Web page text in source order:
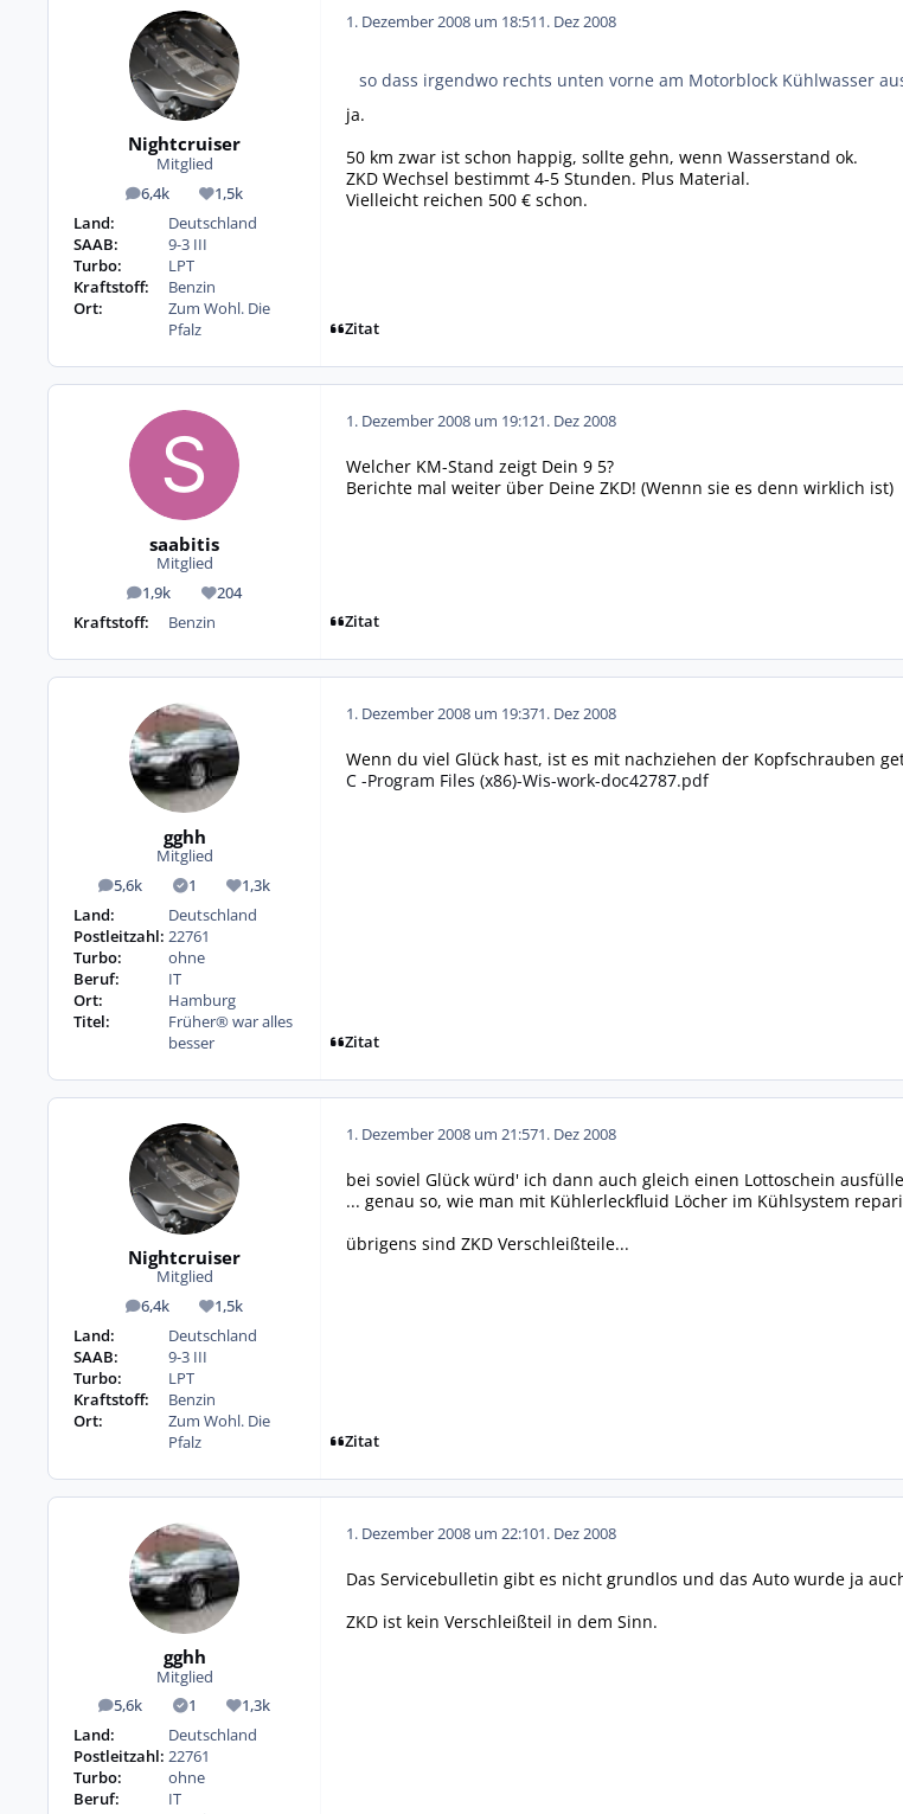
Nightcruiser
Mitglied
6,4k
Beiträge 1,5k
Reputation
Land:
Deutschland
SAAB:
9-3 III
Turbo:
LPT
Kraftstoff:
Benzin
Ort:
Zum Wohl. Die
Pfalz
1. Dezember 2008 um 18:511. Dez 2008
so dass irgendwo rechts unten vorne am Motorblock Kühlwasser
ja.
50 km zwar ist schon happig, sollte gehn, wenn Wasserstand ok.
ZKD Wechsel bestimmt 4-5 Stunden. Plus Material.
Vielleicht reichen 500 € schon.
Zitat
saabitis
Mitglied
1,9k
Beiträge 204
Reputation
Kraftstoff:
Benzin
1. Dezember 2008 um 19:121. Dez 2008
Welcher KM-Stand zeigt Dein 9 5?
Berichte mal weiter über Deine ZKD! (Wennn sie es denn wirklich ist)
Zitat
gghh
Mitglied
5,6k
Beiträge 1
Lösungen1,3k
Reputation
Land:
Deutschland
Postleitzahl: 22761
Turbo:
ohne
Beruf:
IT
Ort:
Hamburg
Titel:
Früher® war alles
besser
1. Dezember 2008 um 19:371. Dez 2008
Wenn du viel Glück hast, ist es mit nachziehen der Kopfschrauben
C -Program Files (x86)-Wis-work-doc42787.pdf
Zitat
Nightcruiser
Mitglied
6,4k
Beiträge 1,5k
Reputation
Land:
Deutschland
SAAB:
9-3 III
Turbo:
LPT
Kraftstoff:
Benzin
Ort:
Zum Wohl. Die
Pfalz
1. Dezember 2008 um 21:571. Dez 2008
bei soviel Glück würd' ich dann auch gleich einen Lottoschein
... genau so, wie man mit Kühlerleckfluid Löcher im Kühlsystem
übrigens sind ZKD Verschleißteile...
Zitat
gghh
Mitglied
5,6k
Beiträge 1
Lösungen1,3k
Reputation
Land:
Deutschland
Postleitzahl: 22761
Turbo:
ohne
Beruf:
IT
1. Dezember 2008 um 22:101. Dez 2008
Das Servicebulletin gibt es nicht grundlos und das Auto wurde ja
ZKD ist kein Verschleißteil in dem Sinn.